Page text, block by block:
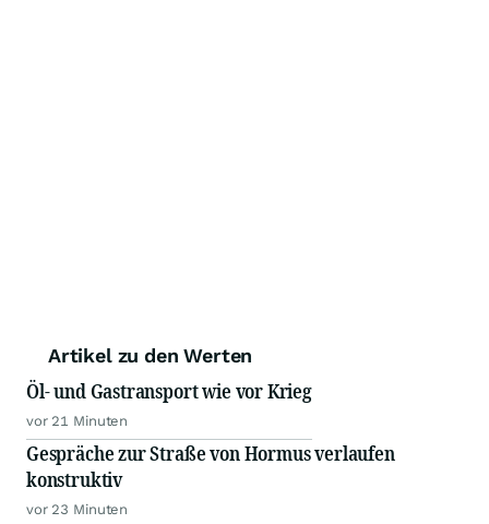
Artikel zu den Werten
Öl- und Gastransport wie vor Krieg
vor 21 Minuten
Gespräche zur Straße von Hormus verlaufen
konstruktiv
vor 23 Minuten